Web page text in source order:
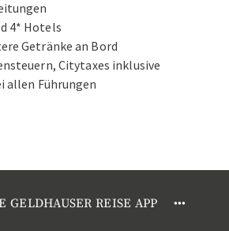
4* Hotels
Getränke an Bord
Citytaxes inklusive
allen Führungen
GELDHAUSER REISE APP •••